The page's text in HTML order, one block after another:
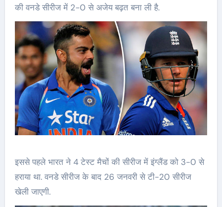
की वनडे सीरीज में 2-0 से अजेय बढ़त बना ली है.
इससे पहले भारत ने 4 टेस्ट मैचों की सीरीज में इंग्लैंड को 3-0 से
हराया था. वनडे सीरीज के बाद 26 जनवरी से टी-20 सीरीज
खेली जाएगी.